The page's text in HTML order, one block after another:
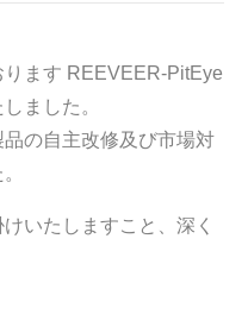
ます REEVEER-PitEye
ました。
の自主改修及び市場対
いたしますこと、深く